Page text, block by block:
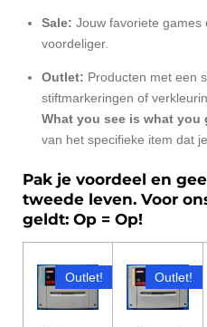
Sale: Jouw favoriete games
voordeliger.
Outlet: Producten met een
stiftmarkeringen of
What you see is what you
van het specifieke item dat
Pak je voordeel en
tweede leven. Voor
geldt: Op = Op!
Outlet! Outlet!